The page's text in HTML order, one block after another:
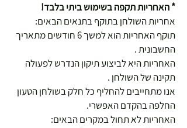
* האחריות תקפה בשימוש ביתי בלבד!
אחריות השולחן בתוקף בתנאים הבאים:
תוקף האחריות הוא למשך 6 חודשים מתאריך
החשבונית .
האחריות היא לביצוע תיקון הנדרש לפעולה
תקינה של השולחן .
אנו מתחייבים להחליף כל חלק בשולחן הטעון
החלפה בהקדם האפשרי.
האחריות לא תחול במקרים הבאים: